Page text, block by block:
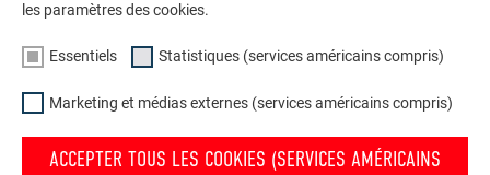
les paramètres des cookies.
Essentiels Statistiques (services américains compris)
Marketing et médias externes (services américains compris)
ACCEPTER TOUS LES COOKIES (SERVICES AMÉRICAINS